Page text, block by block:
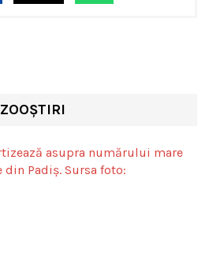
ZOOȘTIRI